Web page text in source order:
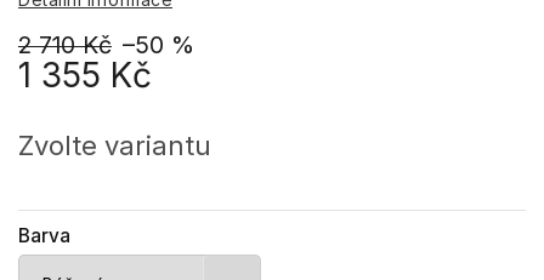
2 710 Kč –50 %
1 355 Kč
cena:
Zvolte variantu
Barva